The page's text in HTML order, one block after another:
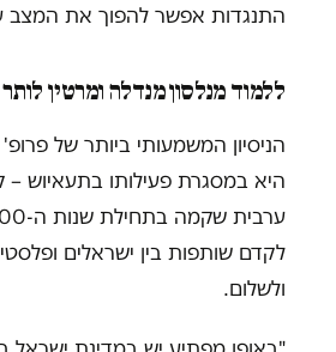
התנגדות אפשר להפוך את המצב
ללמוד מנלסון מנדלה ומרטין לותר
הניסיון המשמעותי ביותר של
היא במסגרת פעילותו בתעאיוש –
לקדם שותפות בין ישראלים
ולשלום.